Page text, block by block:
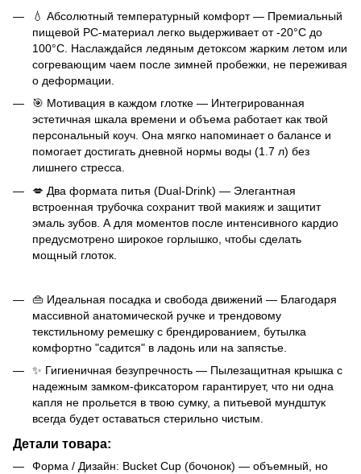
💧 Абсолютный температурный комфорт — Премиальный
пищевой PC-материал легко выдерживает от -20°C до
100°C. Наслаждайся ледяным детоксом жарким летом или
согревающим чаем после зимней пробежки, не переживая
о деформации.
🎯 Мотивация в каждом глотке — Интегрированная
эстетичная шкала времени и объема работает как твой
персональный коуч. Она мягко напоминает о балансе и
помогает достигать дневной нормы воды (1.7 л) без
лишнего стресса.
💋 Два формата питья (Dual-Drink) — Элегантная
встроенная трубочка сохранит твой макияж и защитит
эмаль зубов. А для моментов после интенсивного кардио
предусмотрено широкое горлышко, чтобы сделать
мощный глоток.
👜 Идеальная посадка и свобода движений — Благодаря
массивной анатомической ручке и трендовому
текстильному ремешку с брендированием, бутылка
комфортно "садится" в ладонь или на запястье.
✨ Гигиеничная безупречность — Пылезащитная крышка с
надежным замком-фиксатором гарантирует, что ни одна
капля не прольется в твою сумку, а питьевой мундштук
всегда будет оставаться стерильно чистым.
Детали товара:
Форма / Дизайн: Bucket Cup (бочонок) — объемный, но